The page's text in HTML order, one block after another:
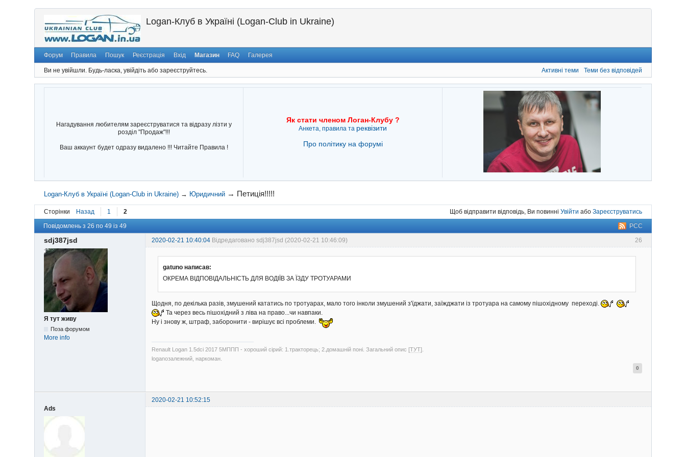
Logan-Клуб в Україні (Logan-Club in Ukraine)
Форум Правила Пошук Реєстрація Вхід Магазин FAQ Галерея
Ви не увійшли. Будь-ласка, увійдіть або зареєструйтесь. Активні теми Теми без відповідей
Нагадування любителям зареєструватися та відразу лізти у
розділ "Продаж"!!!
Ваш аккаунт будет одразу видалено !!! Читайте Правила !
Як стати членом Логан-Клубу ?
Анкета, правила та реквізити
Про політику на форумі
Logan-Клуб в Україні (Logan-Club in Ukraine) → Юридичний → Петиція!!!!!
Сторінки Назад 1 2 Щоб відправити відповідь, Ви повинні Увійти або Зареєструватись
РСС
Повідомлень з 26 по 49 із 49
26
sdj387jsd 2020-02-21 10:40:04 Відредаговано sdj387jsd (2020-02-21 10:46:09)
Я тут живу
Поза форумом
More info
gatuno написав:
ОКРЕМА ВІДПОВІДАЛЬНІСТЬ ДЛЯ ВОДІЇВ ЗА ЇЗДУ ТРОТУАРАМИ
Щодня, по декілька разів, змушений кататись по тротуарах, мало того інколи змушений з'їджати, заїжджати із тротуара на самому пішохідному переході.
Та через весь пішохідний з ліва на право...чи навпаки.
Ну і знову ж, штраф, заборонити - вирішує всі проблеми.
Renault Logan 1.5dci 2017 5МППП - хороший сірий: 1.тракторець; 2.домашній поні. Загальний опис [ТУТ] .
loganозалежний, наркоман.
0
2020-02-21 10:52:15
Ads